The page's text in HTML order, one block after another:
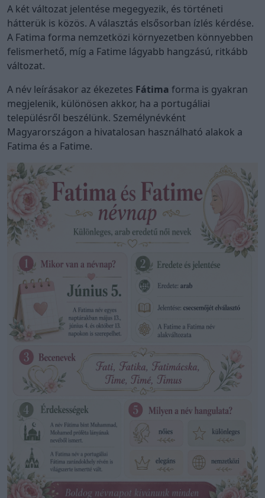
A két változat jelentése megegyezik, és történeti
hátterük is közös. A választás elsősorban ízlés kérdése.
A Fatima forma nemzetközi környezetben könnyebben
felismerhető, míg a Fatime lágyabb hangzású, ritkább
változat.
A név leírásakor az ékezetes Fátima forma is gyakran
megjelenik, különösen akkor, ha a portugáliai
településről beszélünk. Személynévként
Magyarországon a hivatalosan használható alakok a
Fatima és a Fatime.